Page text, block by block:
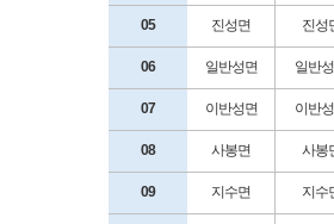
05 진성면 진성
06 일반성면 일반
07 이반성면 이반
08 사봉면 사봉
09 지수면 지수